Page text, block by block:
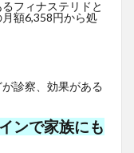
フィナステリドと
額6,358円から処
診察、効果がある
ンで家族にも